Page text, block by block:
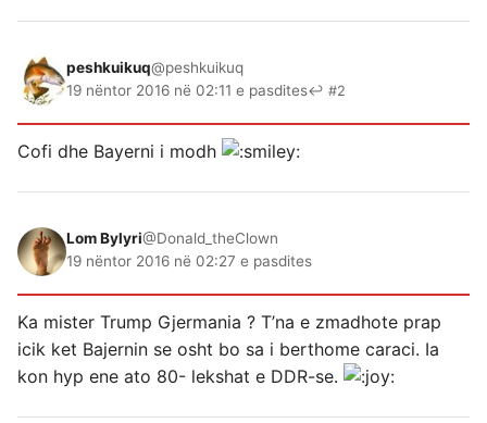
peshkuikuq@peshkuikuq
19 nëntor 2016 në 02:11 e pasdites↩ #2
Cofi dhe Bayerni i modh
Lom Bylyri@Donald_theClown
19 nëntor 2016 në 02:27 e pasdites
Ka mister Trump Gjermania ? T’na e zmadhote prap
icik ket Bajernin se osht bo sa i berthome caraci. Ia
kon hyp ene ato 80- lekshat e DDR-se.